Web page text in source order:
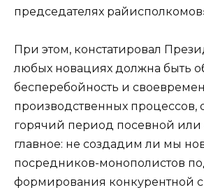
председателях
При этом, констатировал
любых новациях должна быть
бесперебойность и
производственных процессов,
горячий период посевной или
главное: не создадим ли мы
посредников-монополистов
формирования конкурентной